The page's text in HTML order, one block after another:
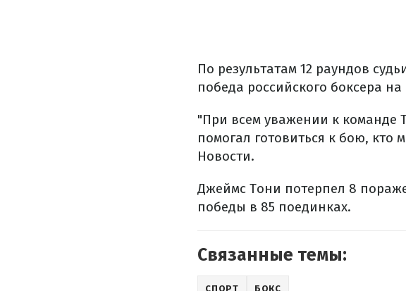
По результатам 12 раундов
победа российского боксера
"При всем уважении к команде
помогал готовиться к бою,
Новости.
Джеймс Тони потерпел 8
победы в 85 поединках.
Связанные темы:
СПОРТ БОКС